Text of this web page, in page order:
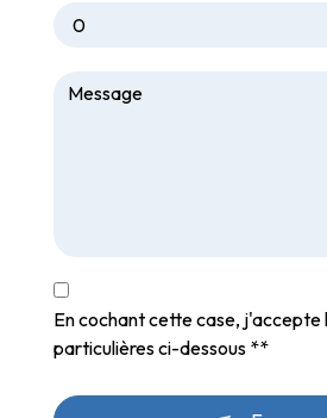
En cochant cette case, j'accepte
particulières ci-dessous **